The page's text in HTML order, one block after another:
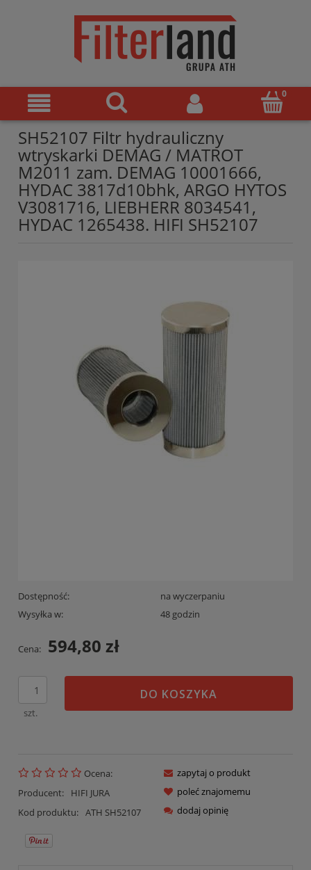
SH52107 Filtr hydrauliczny
wtryskarki DEMAG / MATROT
M2011 zam. DEMAG 10001666,
HYDAC 3817d10bhk, ARGO HYTOS
V3081716, LIEBHERR 8034541,
HYDAC 1265438. HIFI SH52107
Dostępność:
na wyczerpaniu
Wysyłka w:
48 godzin
Cena: 594,80 zł
szt.
DO KOSZYKA
Ocena:
Producent:
HIFI JURA
Kod produktu: ATH SH52107
zapytaj o produkt
poleć znajomemu
dodaj opinię